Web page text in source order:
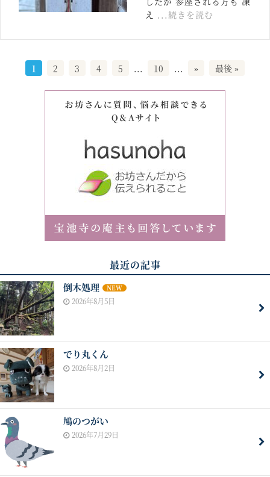
え ...続きを読む
1 2 3 4 5 ... 10 ... » 最後 »
最近の記事
倒木処理 NEW
2026年8月5日
でり丸くん
2026年8月2日
鳩のつがい
2026年7月29日